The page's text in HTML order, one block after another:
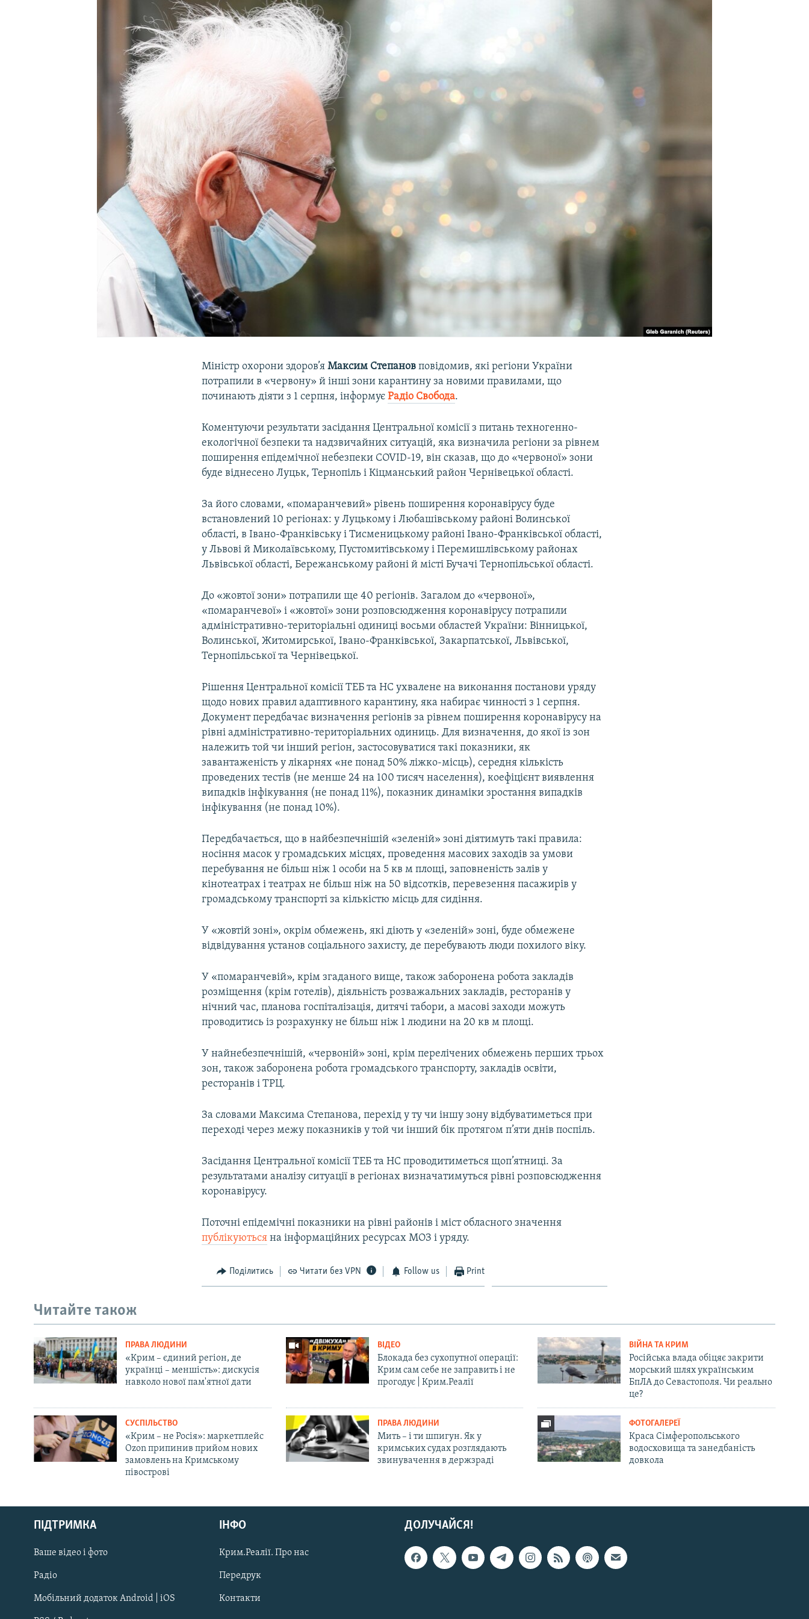
Русский
Qırımtatar
ДОЛУЧАЙСЯ!
Міністр охорони здоров’яМаксим Степанов повідомив, які регіони України
потрапили в «червону» й інші зони карантину за новими правилами, що
починають діяти з 1 серпня, інформуєРадіо Свобода.
Коментуючи результати засідання Центральної комісії з питань техногенно-
екологічної безпеки та надзвичайних ситуацій, яка визначила регіони за рівнем
поширення епідемічної небезпеки COVID-19, він сказав, що до «червоної» зони
буде віднесено Луцьк, Тернопіль і Кіцманський район Чернівецької області.
За його словами, «помаранчевий» рівень поширення коронавірусу буде
встановлений 10 регіонах: у Луцькому і Любашівському районі Волинської
області, в Івано-Франківську і Тисменицькому районі Івано-Франківської області,
у Львові й Миколаївському, Пустомитівському і Перемишлівському районах
Львівської області, Бережанському районі й місті Бучачі Тернопільської області.
До «жовтої зони» потрапили ще 40 регіонів. Загалом до «червоної»,
«помаранчевої» і «жовтої» зони розповсюдження коронавірусу потрапили
адміністративно-територіальні одиниці восьми областей України: Вінницької,
Волинської, Житомирської, Івано-Франківської, Закарпатської, Львівської,
Тернопільської та Чернівецької.
Рішення Центральної комісії ТЕБ та НС ухвалене на виконання постанови уряду
щодо нових правил адаптивного карантину, яка набирає чинності з 1 серпня.
Документ передбачає визначення регіонів за рівнем поширення коронавірусу на
рівні адміністративно-територіальних одиниць. Для визначення, до якої із зон
належить той чи інший регіон, застосовуватися такі показники, як
завантаженість у лікарнях «не понад 50% ліжко-місць), середня кількість
проведених тестів (не менше 24 на 100 тисяч населення), коефіцієнт виявлення
випадків інфікування (не понад 11%), показник динаміки зростання випадків
інфікування (не понад 10%).
Передбачається, що в найбезпечнішій «зеленій» зоні діятимуть такі правила:
носіння масок у громадських місцях, проведення масових заходів за умови
перебування не більш ніж 1 особи на 5 кв м площі, заповненість залів у
кінотеатрах і театрах не більш ніж на 50 відсотків, перевезення пасажирів у
громадському транспорті за кількістю місць для сидіння.
У «жовтій зоні», окрім обмежень, які діють у «зеленій» зоні, буде обмежене
відвідування установ соціального захисту, де перебувають люди похилого віку.
У «помаранчевій», крім згаданого вище, також заборонена робота закладів
розміщення (крім готелів), діяльність розважальних закладів, ресторанів у
нічний час, планова госпіталізація, дитячі табори, а масові заходи можуть
проводитись із розрахунку не більш ніж 1 людини на 20 кв м площі.
У найнебезпечнішій, «червоній» зоні, крім перелічених обмежень перших трьох
зон, також заборонена робота громадського транспорту, закладів освіти,
ресторанів і ТРЦ.
За словами Максима Степанова, перехід у ту чи іншу зону відбуватиметься при
переході через межу показників у той чи інший бік протягом п’яти днів поспіль.
Засідання Центральної комісії ТЕБ та НС проводитиметься щоп’ятниці. За
результатами аналізу ситуації в регіонах визначатимуться рівні розповсюдження
коронавірусу.
Поточні епідемічні показники на рівні районів і міст обласного значення
публікуються на інформаційних ресурсах МОЗ і уряду.
Поділитись Читати без VPN Follow us Print
Читайте також
ПРАВА ЛЮДИНИ
«Крим – єдиний регіон, де
українці – меншість»: дискусія
навколо нової пам'ятної дати
ВІДЕО
Блокада без сухопутної операції:
Крим сам себе не заправить і не
прогодує | Крим.Реалії
ВІЙНА ТА КРИМ
Російська влада обіцяє закрити
морський шлях українським
БпЛА до Севастополя. Чи реально
це?
СУСПІЛЬСТВО
«Крим – не Росія»: маркетплейс
Ozon припинив прийом нових
замовлень на Кримському
півострові
ПРАВА ЛЮДИНИ
Мить – і ти шпигун. Як у
кримських судах розглядають
звинувачення в держзраді
ФОТОГАЛЕРЕЇ
Краса Сімферопольського
водосховища та занедбаність
довкола
ДОЛУЧАЙСЯ!
ПІДТРИМКА
Ваше відео і фото
Радіо
Мобільний додаток Android | iOS
ІНФО
Крим.Реалії. Про нас
Передрук
Контакти